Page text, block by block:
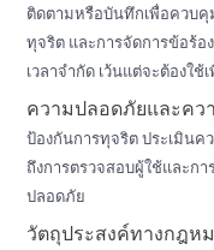
ติดตามหรือบันทึกเพื่อควบ
ทุจริต และการจัดการข้อร้อ
เวลาจำกัด เว้นแต่จะต้องใ
ความปลอดภัยและคว
ป้องกันการทุจริต ประเมินค
ถึงการตรวจสอบผู้ใช้และก
ปลอดภัย
วัตถุประสงค์ทางกฎห